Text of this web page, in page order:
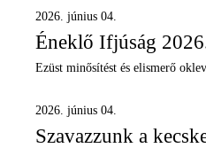
2026. június 04.
Éneklő Ifjúság
Ezüst minősítést és elismerő
2026. június 04.
Szavazzunk a